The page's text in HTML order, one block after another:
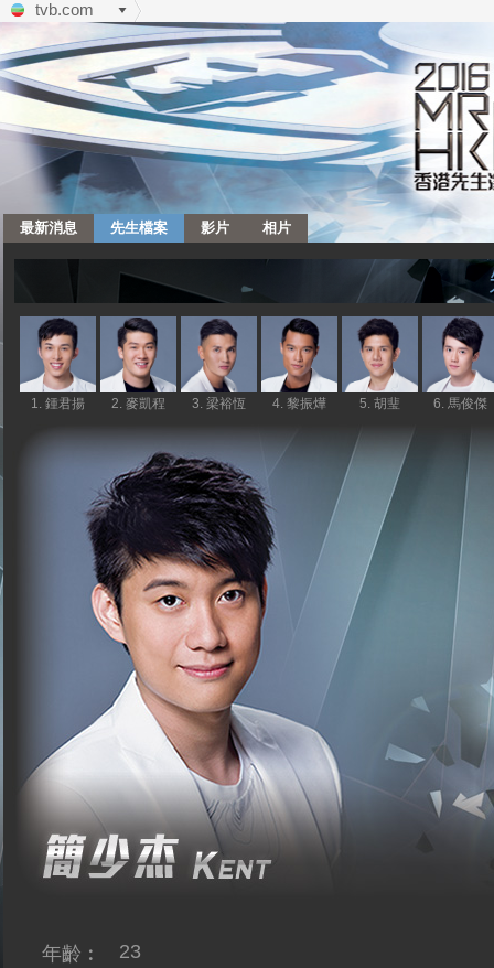
tvb.com
最新消息 先生檔案 影片 相片
1. 鍾君揚 2. 麥凱程 3. 梁裕恆 4. 黎振燁 5. 胡㻗 6. 馬俊傑
年齡︰ 23